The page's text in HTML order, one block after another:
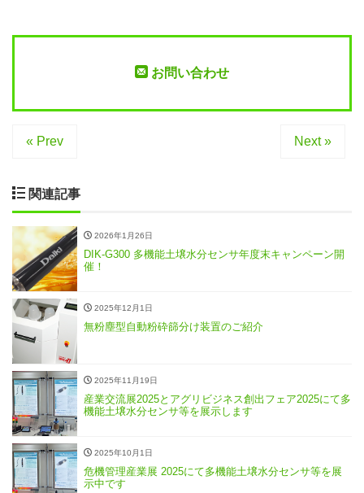
お問い合わせ
« Prev Next »
関連記事
2026年1月26日
DIK-G300 多機能土壌水分センサ年度末キャンペーン開
催！
2025年12月1日
無粉塵型自動粉砕篩分け装置のご紹介
2025年11月19日
産業交流展2025とアグリビジネス創出フェア2025にて多
機能土壌水分センサ等を展示します
2025年10月1日
危機管理産業展 2025にて多機能土壌水分センサ等を展
示中です